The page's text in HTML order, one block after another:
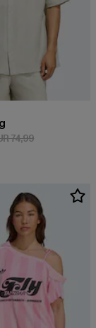
EUR 36,00
74,99Aktionspreis: